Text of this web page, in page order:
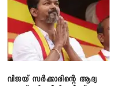
വിജയ് സർക്കാരിന്റെ ആദ്യ